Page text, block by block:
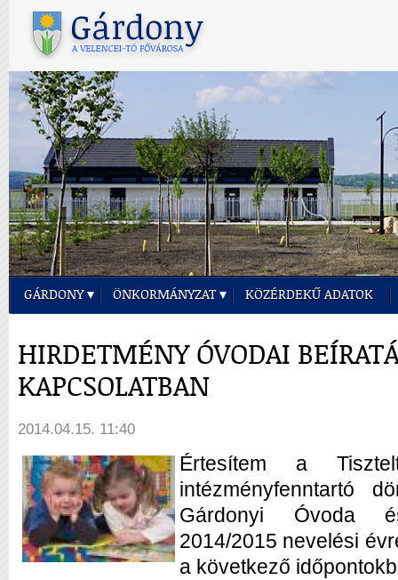
GÁRDONY ÖNKORMÁNYZAT KÖZÉRDEKŰ ADATOK
HIRDETMÉNY ÓVODAI
KAPCSOLATBAN
2014.04.15. 11:40
Értesítem a
intézményfenntartó
Gárdonyi Óvoda
2014/2015 nevelési
a következő